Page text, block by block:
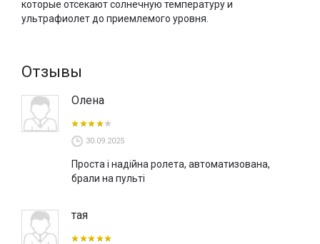
заказать тканевые ролеты на пульте онлайн в нашем
интернет-магазине и оформить доставку по всей Украине.
которые отсекают солнечную температуру и
ультрафиолет до приемлемого уровня.
Отзывы
Олена
30.09.2025
Проста і надійна ролета, автоматизована,
брали на пульті
тая